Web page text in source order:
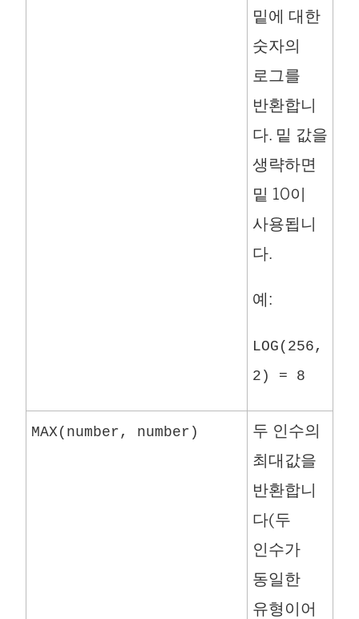
밑에 대한
숫자의
로그를
반환합니
다. 밑 값을
생략하면
밑 10이
사용됩니
다.
예:
LOG(256,
2) = 8
MAX(number, number)
두 인수의
최대값을
반환합니
다(두
인수가
동일한
유형이어